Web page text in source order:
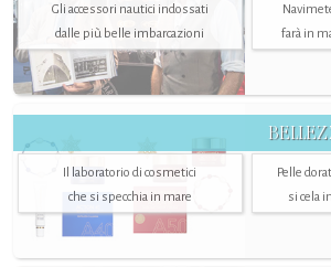
Gli accessori nautici indossati
dalle più belle imbarcazioni
farà in
Il laboratorio di cosmetici
che si specchia in mare
Pelle
si cela